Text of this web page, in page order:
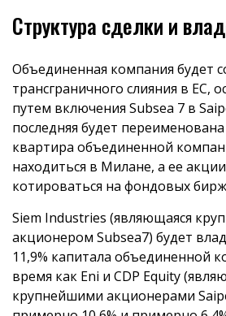
Структура сделки и
Объединенная компания будет
трансграничного слияния в ЕС,
путем включения Subsea 7 в
последняя будет
квартира объединенной
находиться в Милане, а ее
котироваться на фондовых
Siem Industries (являющаяся
акционером Subsea7) будет
11,9% капитала объединенной
время как Eni и CDP Equity
крупнейшими акционерами